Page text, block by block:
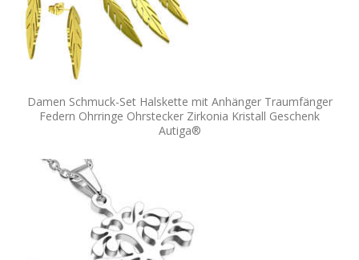
Damen Schmuck-Set Halskette mit Anhänger Traumfänger
Federn Ohrringe Ohrstecker Zirkonia Kristall Geschenk
Autiga®